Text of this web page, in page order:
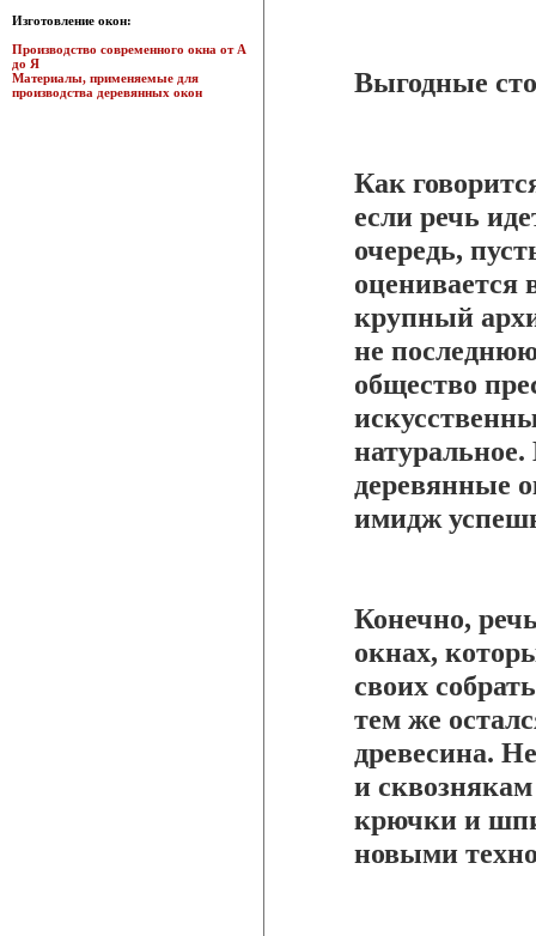
Изготовление окон:
Производство современного окна от А
до Я
Материалы, применяемые для
производства деревянных окон
Выгодные
Как
если речь
очередь,
крупный
не
общество
деревянные
имидж
Конечно,
окнах,
своих
тем же
древесина.
и сквознякам
крючки и
новыми